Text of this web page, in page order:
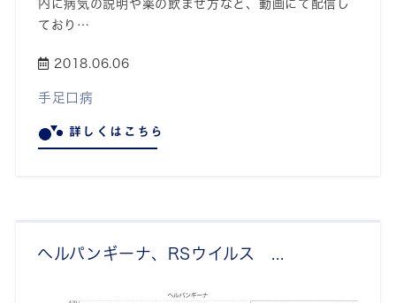
内に病気の説明や薬の飲ませ方など、動画にて配信し
ており…
2018.06.06
手足口病
詳しくはこちら
ヘルパンギーナ、RSウイルス ...